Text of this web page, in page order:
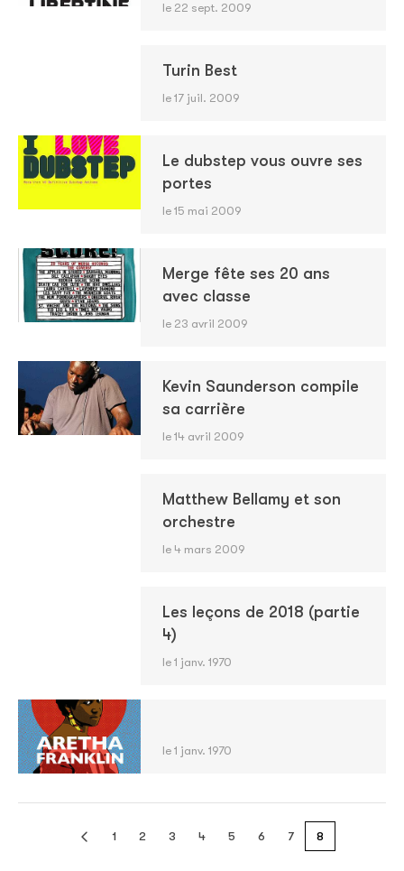
le 22 sept. 2009
Turin Best
le 17 juil. 2009
Le dubstep vous ouvre ses
portes
le 15 mai 2009
Merge fête ses 20 ans
avec classe
le 23 avril 2009
Kevin Saunderson compile
sa carrière
le 14 avril 2009
Matthew Bellamy et son
orchestre
le 4 mars 2009
Les leçons de 2018 (partie
4)
le 1 janv. 1970
le 1 janv. 1970
1 2 3 4 5 6 7 8